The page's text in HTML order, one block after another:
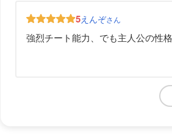
5えんぞさん
強烈チート能力、でも主人公の性